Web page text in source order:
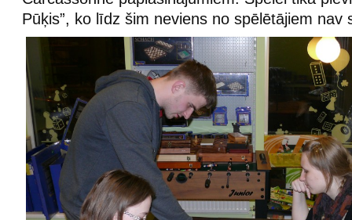
Pūķis”, ko līdz šim neviens no spēlētājiem nav